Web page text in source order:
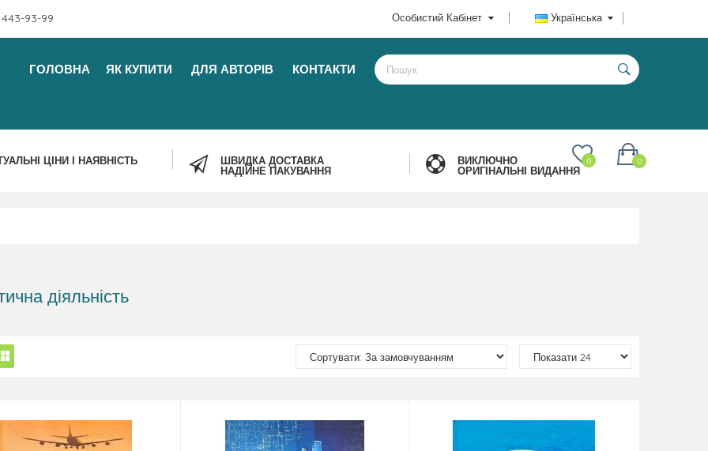
93-99 Українська
Особистий Кабінет
ГОЛОВНА ЯК КУПИТИ ДЛЯ АВТОРІВ КОНТАКТИ
ЦІНИ І НАЯВНІСТЬ
ШВИДКА ДОСТАВКА
НАДІЙНЕ ПАКУВАННЯ
ВИКЛЮЧНО
ОРИГІНАЛЬНІ ВИДАННЯ
0
0
діяльність